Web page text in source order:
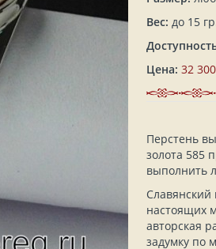
Вес: до 15
Цена: 32 300
Перстень
золота 585
выполнить
Славянский
настоящих
авторская
задумку по